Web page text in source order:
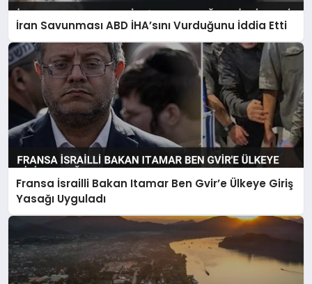
İran Savunması ABD İHA’sını Vurduğunu İddia Etti
Fransa İsrailli Bakan Itamar Ben Gvir’e Ülkeye Giriş
Yasağı Uyguladı